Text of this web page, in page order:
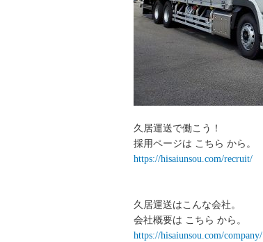
久居運送で働こう！
採用ページは こちら から。
https://hisaiunsou.com/recruit/
久居運送はこんな会社。
会社概要は こちら から。
https://hisaiunsou.com/company/